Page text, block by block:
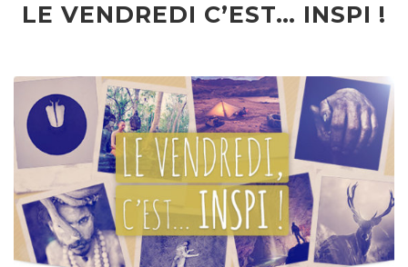
LE VENDREDI C’EST… INSPI !